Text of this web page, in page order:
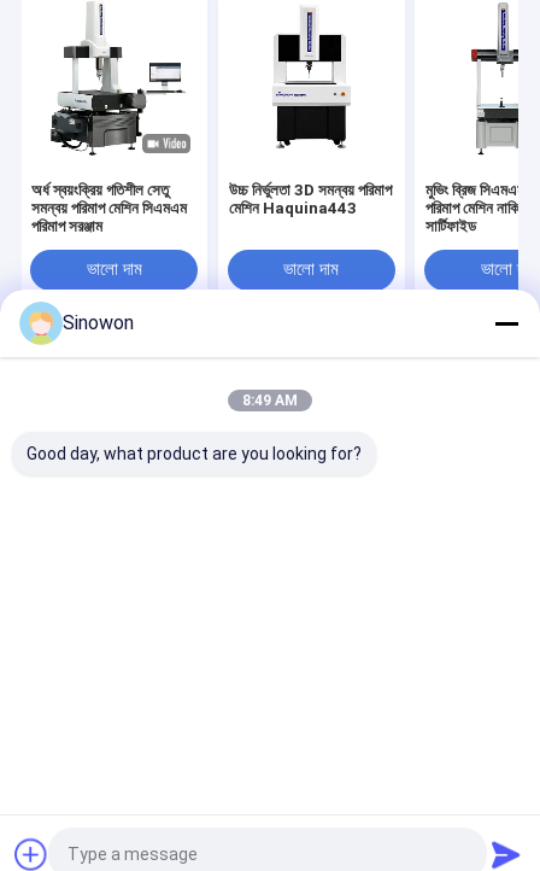
অর্ধ স্বয়ংক্রিয় গতিশীল সেতু
সমন্বয় পরিমাপ মেশিন সিএমএম
পরিমাপ সরঞ্জাম
ভালো দাম
উচ্চ নির্ভুলতা 3D সমন্বয় পরিমাপ
মেশিন Haquina443
ভালো দাম
মুভিং ব্রিজ সিএমএম
পরিমাপ মেশিন
সার্টিফাইড
ভালো দাম
বাড়ি
আমাদের
আমাদের সাথে যোগাযোগ
Desktop
সাইট ম্যাপ
গোপনীয়তা নীতি
Inc. All Rights Reserved.
Sinowon
8:49 AM
Good day, what product are you looking for?